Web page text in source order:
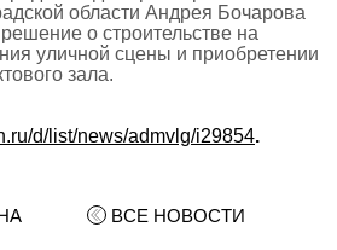
области Андрея Бочарова
о строительстве на
уличной сцены и приобретении
зала.
d/list/news/admvlg/i29854.
ВСЕ НОВОСТИ